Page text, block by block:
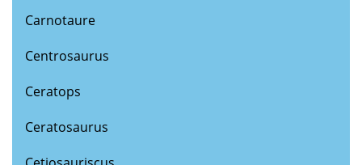
Carnotaure
Centrosaurus
Ceratops
Ceratosaurus